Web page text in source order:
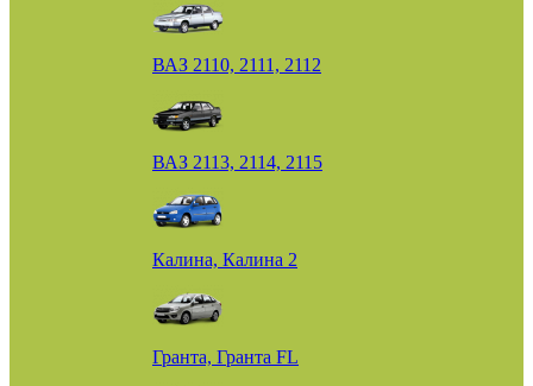
ВАЗ 2110, 2111, 2112
ВАЗ 2113, 2114, 2115
Калина, Калина 2
Гранта, Гранта FL